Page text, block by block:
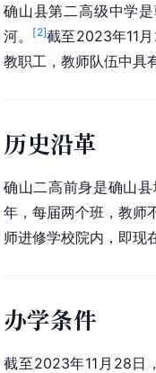
确山县第二高级中学是
河。
[2]截至2023年11
教职工，教师队伍中具
历史沿革
确山二高前身是确山
年，每届两个班，教师
师进修学校院内，即现
办学条件
截至2023年11月28日